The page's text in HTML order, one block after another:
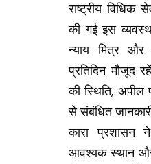
राष्ट्रीय विधिक
की गई इस
न्याय मित्र और
प्रतिदिन मौजूद
की स्थिति,
से संबंधित
कारा
आवश्यक स्थान और